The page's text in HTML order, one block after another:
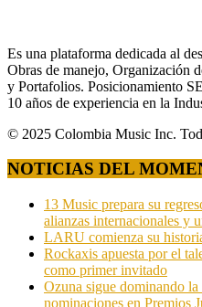
Es una plataforma dedicada al
Obras de manejo, Organización
y Portafolios. Posicionamiento
10 años de experiencia en la
© 2025 Colombia Music Inc.
NOTICIAS DEL
13 Music prepara su
alianzas internacionales y
LARU comienza su
Rockaxis apuesta por el
como primer invitado
Ozuna sigue dominando
nominaciones en Premios